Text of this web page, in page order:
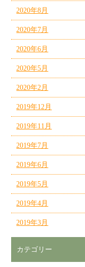
2020年8月
2020年7月
2020年6月
2020年5月
2020年2月
2019年12月
2019年11月
2019年7月
2019年6月
2019年5月
2019年4月
2019年3月
カテゴリー